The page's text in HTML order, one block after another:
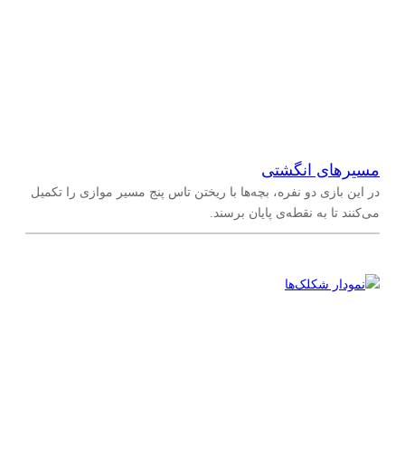
مسیرهای انگشتی
در این بازی دو نفره، بچه‌ها با ریختن تاس پنج مسیر موازی را تکمیل
می‌کنند تا به نقطه‌ی پایان برسند.